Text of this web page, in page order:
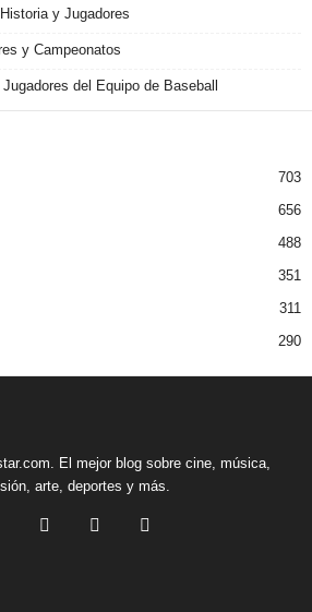
y Jugadores
y Campeonatos
del Equipo de Baseball
703
656
488
351
311
290
El mejor blog sobre cine, música,
arte, deportes y más.